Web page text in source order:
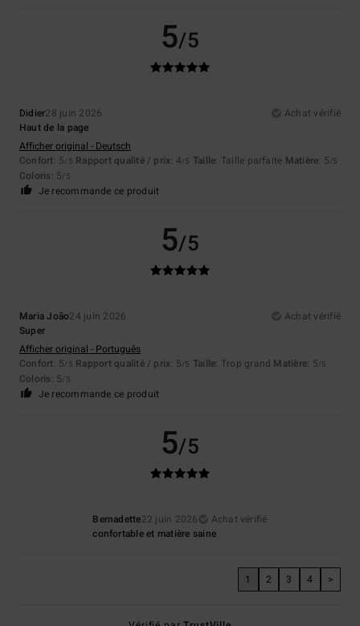
5/5
Didier28 juin 2026
Achat vérifié
Haut de la page
Afficher original - Deutsch
Confort: 5/5 Rapport qualité / prix: 4/5 Taille: Taille parfaite Matière: 5/5
Coloris: 5/5
Je recommande ce produit
5/5
Maria João24 juin 2026
Achat vérifié
Super
Afficher original - Português
Confort: 5/5 Rapport qualité / prix: 5/5 Taille: Trop grand Matière: 5/5
Coloris: 5/5
Je recommande ce produit
5/5
Bernadette22 juin 2026
Achat vérifié
confortable et matière saine
1 2 3 4 >